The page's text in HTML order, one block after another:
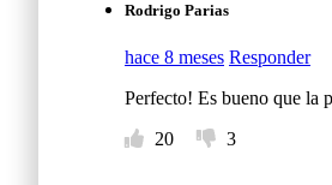
Rodrigo Parias
hace 8 meses Responder
Perfecto! Es bueno que la
20
3